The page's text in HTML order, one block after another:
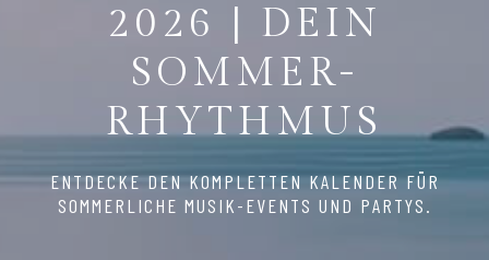
2026 | DEIN
SOMMER-
RHYTHMUS
ENTDECKE DEN KOMPLETTEN KALENDER FÜR
SOMMERLICHE MUSIK-EVENTS UND PARTYS.